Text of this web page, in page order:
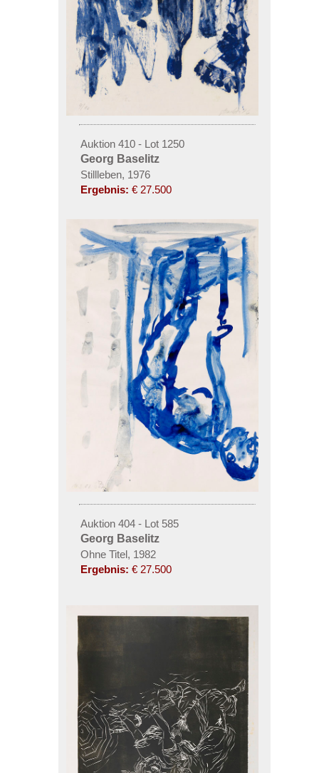
Auktion 410 - Lot 1250
Georg Baselitz
Stillleben, 1976
Ergebnis: € 27.500
Auktion 404 - Lot 585
Georg Baselitz
Ohne Titel, 1982
Ergebnis: € 27.500